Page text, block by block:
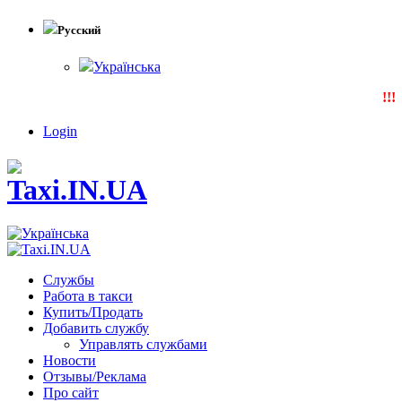
Русский
Українська
Login
Службы
Работа в такси
Купить/Продать
Добавить службу
Управлять службами
Новости
Отзывы/Реклама
Про сайт